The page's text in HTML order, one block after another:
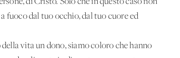
fuoco dal tuo occhio, dal tuo cuore ed
vita un dono, siamo coloro che hanno